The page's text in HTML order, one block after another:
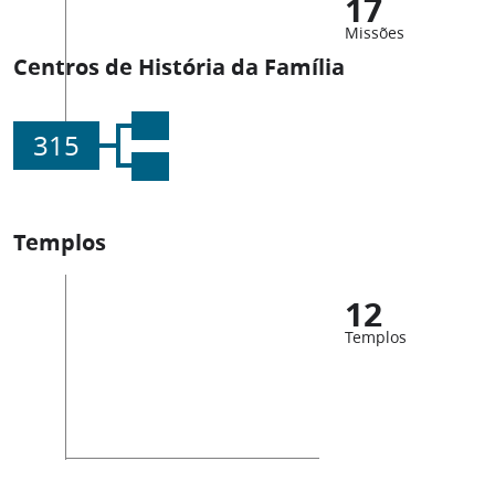
Missões
Centros de História da Família
315
Templos
12
Templos